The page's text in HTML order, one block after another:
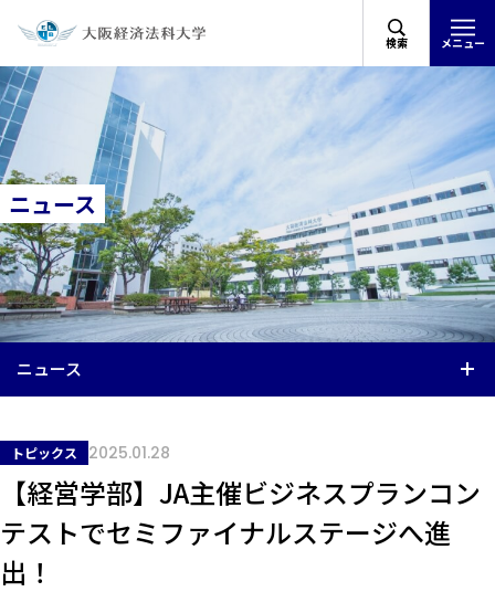
検索 メニュー
ニュース
ニュース
トピックス 2025.01.28
【経営学部】JA主催ビジネスプランコン
テストでセミファイナルステージへ進
出！